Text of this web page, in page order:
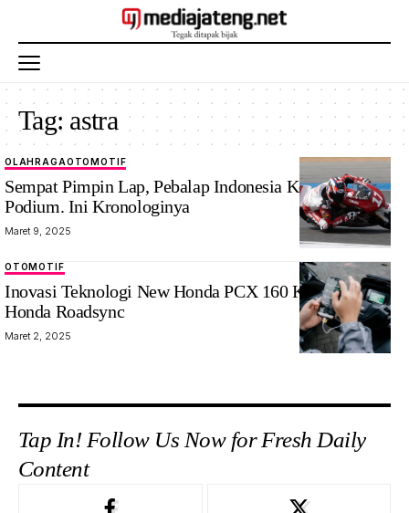
Tag: astra
OLAHRAGAOTOMOTIF
Sempat Pimpin Lap, Pebalap Indonesia Kehilangan
Podium. Ini Kronologinya
Maret 9, 2025
OTOMOTIF
Inovasi Teknologi New Honda PCX 160 Kenalkan
Honda Roadsync
Maret 2, 2025
Tap In! Follow Us Now for Fresh Daily
Content